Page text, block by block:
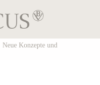
Neue Konzepte und